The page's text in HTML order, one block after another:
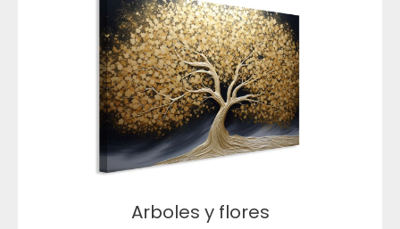
Arboles y flores